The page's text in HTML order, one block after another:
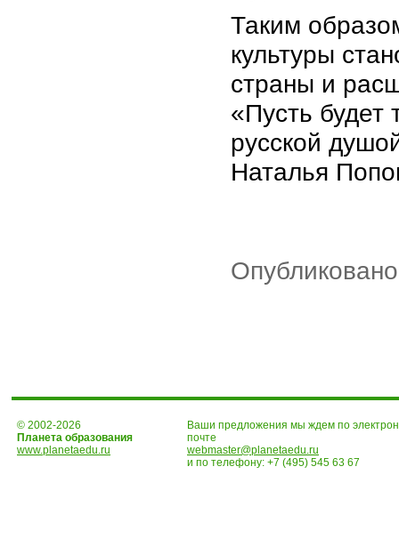
Таким
культуры
страны и
«Пусть будет
русской
Наталья
© 2002-2026
Планета образования
www.planetaedu.ru
Ваши предложения мы ждем по
почте
webmaster@planetaedu.ru
и по телефону: +7 (495) 545 63 67